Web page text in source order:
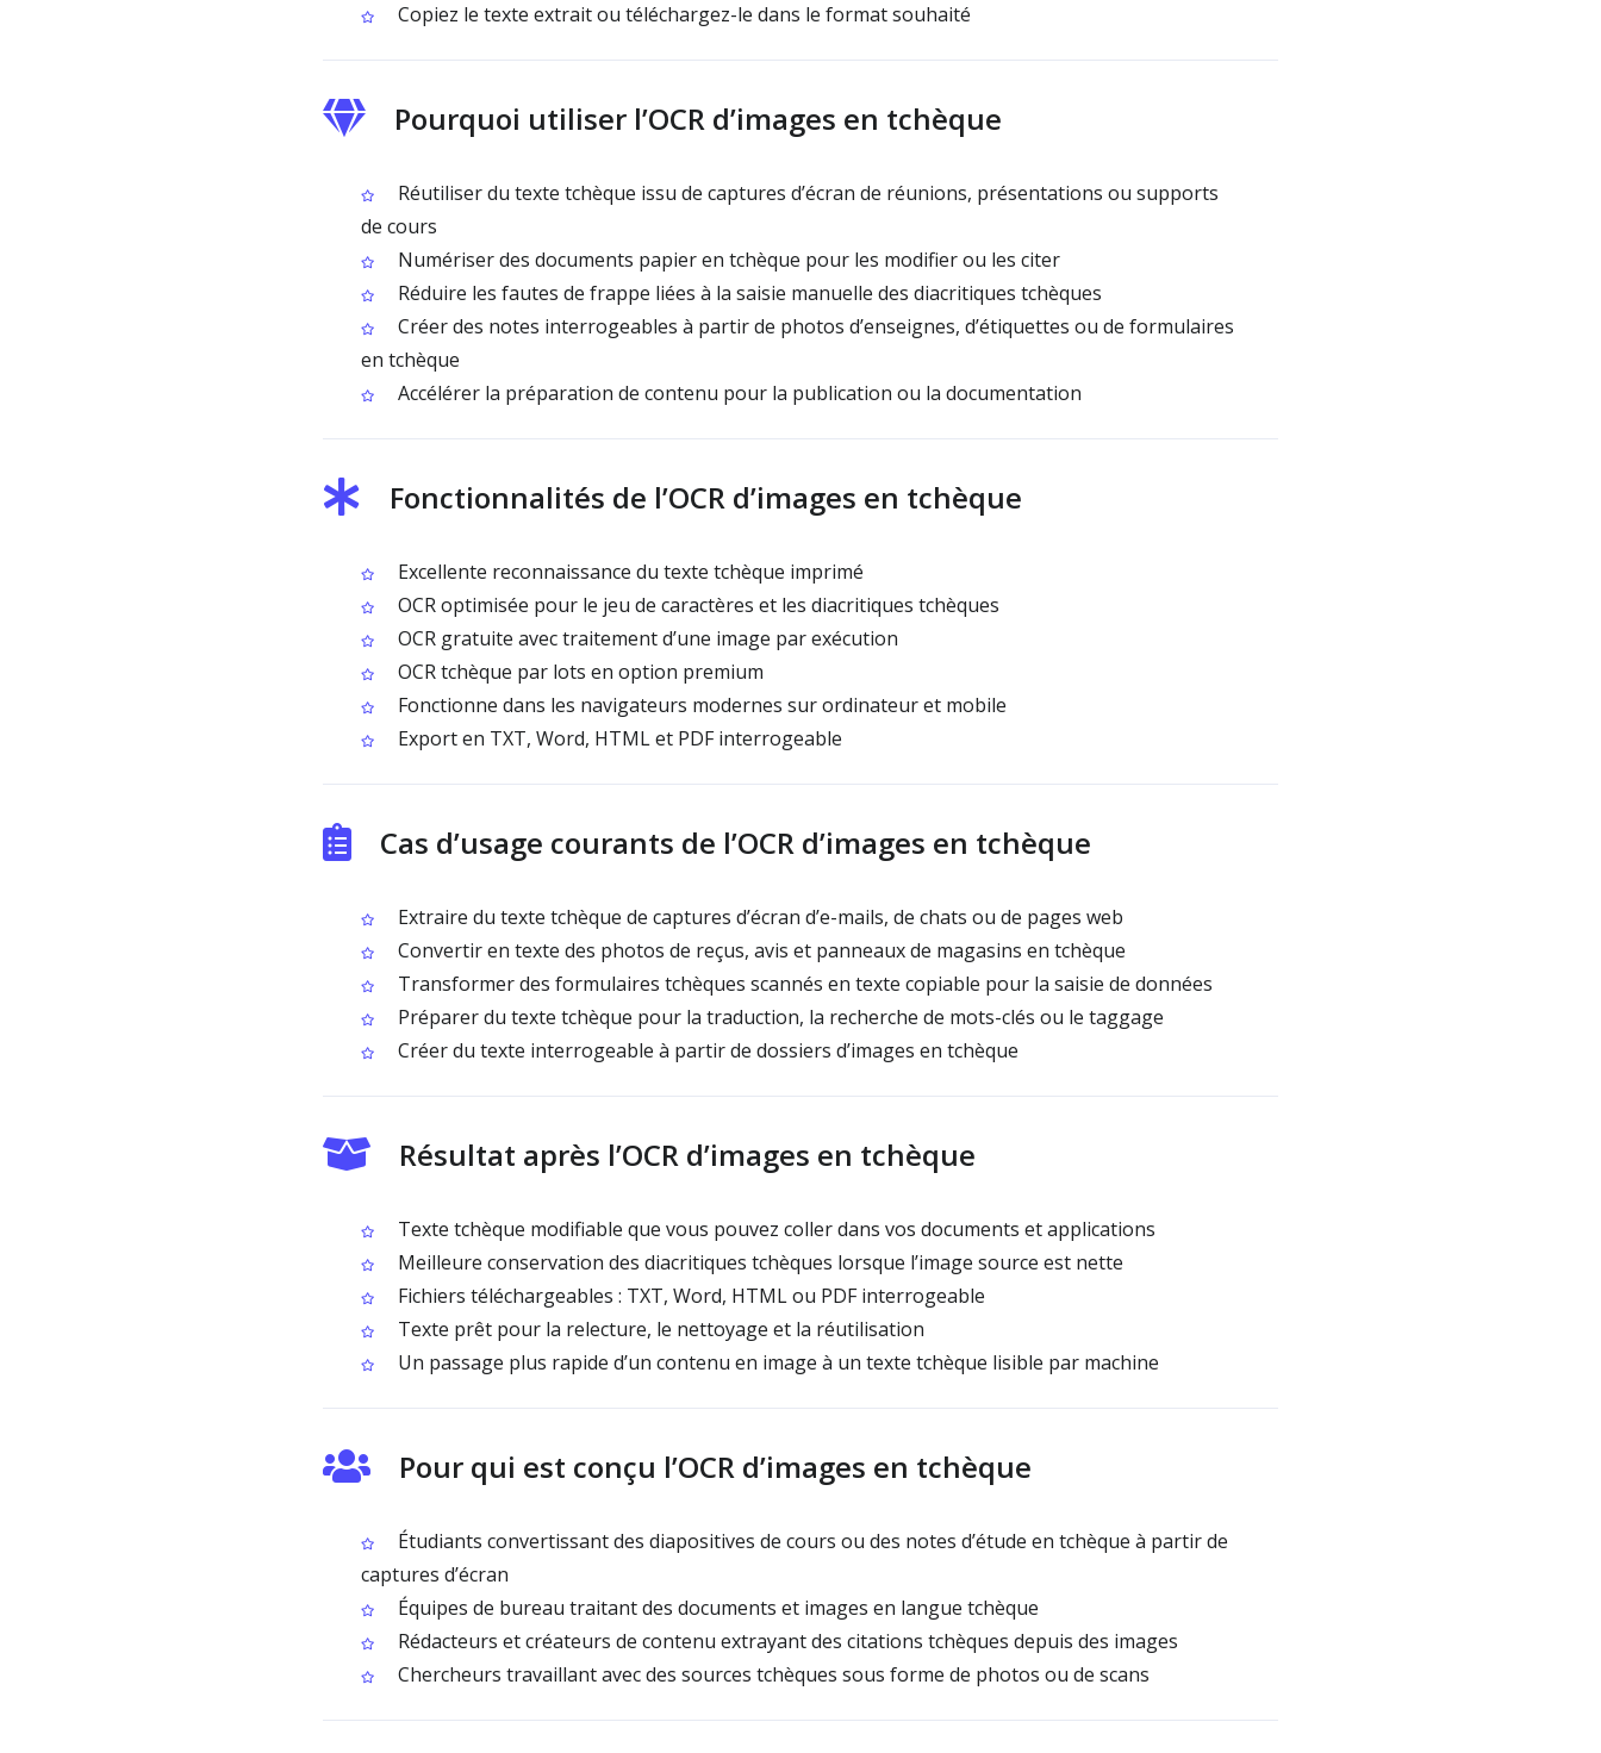
Copiez le texte extrait ou téléchargez-le dans le format souhaité
Pourquoi utiliser l’OCR d’images en tchèque
Réutiliser du texte tchèque issu de captures d’écran de réunions, présentations ou supports
de cours
Numériser des documents papier en tchèque pour les modifier ou les citer
Réduire les fautes de frappe liées à la saisie manuelle des diacritiques tchèques
Créer des notes interrogeables à partir de photos d’enseignes, d’étiquettes ou de formulaires
en tchèque
Accélérer la préparation de contenu pour la publication ou la documentation
Fonctionnalités de l’OCR d’images en tchèque
Excellente reconnaissance du texte tchèque imprimé
OCR optimisée pour le jeu de caractères et les diacritiques tchèques
OCR gratuite avec traitement d’une image par exécution
OCR tchèque par lots en option premium
Fonctionne dans les navigateurs modernes sur ordinateur et mobile
Export en TXT, Word, HTML et PDF interrogeable
Cas d’usage courants de l’OCR d’images en tchèque
Extraire du texte tchèque de captures d’écran d’e-mails, de chats ou de pages web
Convertir en texte des photos de reçus, avis et panneaux de magasins en tchèque
Transformer des formulaires tchèques scannés en texte copiable pour la saisie de données
Préparer du texte tchèque pour la traduction, la recherche de mots-clés ou le taggage
Créer du texte interrogeable à partir de dossiers d’images en tchèque
Résultat après l’OCR d’images en tchèque
Texte tchèque modifiable que vous pouvez coller dans vos documents et applications
Meilleure conservation des diacritiques tchèques lorsque l’image source est nette
Fichiers téléchargeables : TXT, Word, HTML ou PDF interrogeable
Texte prêt pour la relecture, le nettoyage et la réutilisation
Un passage plus rapide d’un contenu en image à un texte tchèque lisible par machine
Pour qui est conçu l’OCR d’images en tchèque
Étudiants convertissant des diapositives de cours ou des notes d’étude en tchèque à partir de
captures d’écran
Équipes de bureau traitant des documents et images en langue tchèque
Rédacteurs et créateurs de contenu extrayant des citations tchèques depuis des images
Chercheurs travaillant avec des sources tchèques sous forme de photos ou de scans